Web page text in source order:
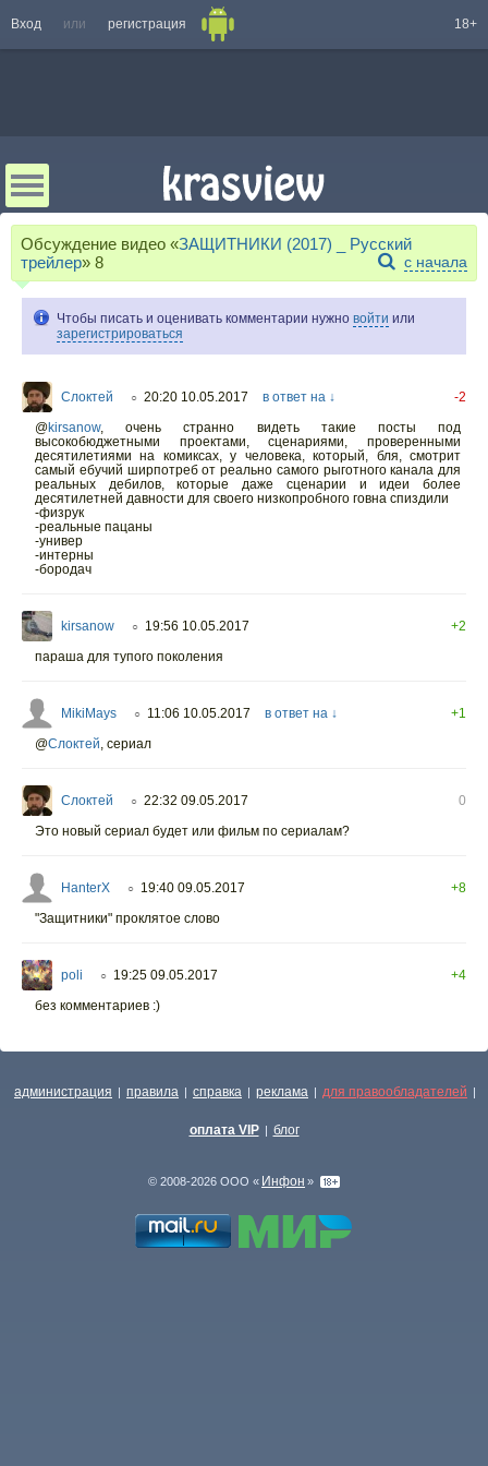
Вход или регистрация 18+
Обсуждение видео «ЗАЩИТНИКИ (2017) _ Русский
трейлер» 8 с начала
Чтобы писать и оценивать комментарии нужно войти или
зарегистрироваться
Слоктей ○ 20:20 10.05.2017 в ответ на ↓
-2
@kirsanow,очень странно видеть такие посты под
высокобюджетными проектами, сценариями, проверенными
десятилетиями на комиксах, у человека, который, бля, смотрит
самый ебучий ширпотреб от реально самого рыготного канала для
реальных дебилов, которые даже сценарии и идеи более
десятилетней давности для своего низкопробного говна спиздили
-физрук
-реальные пацаны
-универ
-интерны
-бородач
kirsanow ○ 19:56 10.05.2017
+2
параша для тупого поколения
MikiMays ○ 11:06 10.05.2017 в ответ на ↓
+1
@Слоктей, сериал
Слоктей ○ 22:32 09.05.2017
0
Это новый сериал будет или фильм по сериалам?
HanterX ○ 19:40 09.05.2017
+8
"Защитники" проклятое слово
poli ○ 19:25 09.05.2017
+4
без комментариев :)
администрация | правила | справка | реклама | для правообладателей |
оплата VIP | блог
© 2008-2026 ООО « Инфон »